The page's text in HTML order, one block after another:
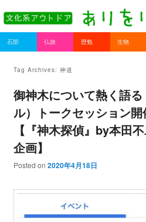
Main menu
Skip to primary content
Skip to secondary content
石部 仏旅 歴勉 生物
Tag Archives: 神道
御神木について熱く語る
ル）トークセッション開
【『神木探偵』by本田
企画】
Posted on 2020年4月18日